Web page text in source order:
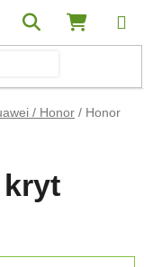
Hľadať
/ Honor / Honor
kryt